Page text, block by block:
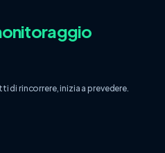
di rincorrere, inizia a prevedere.